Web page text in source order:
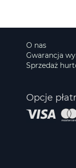
O nas
Gwarancja
Sprzedaż
Opcje